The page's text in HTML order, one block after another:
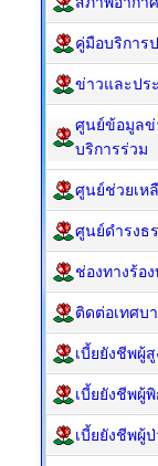
คู่มือบริการ
ข่าวและปร
ศูนย์ข้อมูลข่
บริการร่วม
ศูนย์ช่วยเห
ศูนย์ดำรงธ
ช่องทางร้อ
ติดต่อเทศบ
เบี้ยยังชีพผู้สู
เบี้ยยังชีพผู้
เบี้ยยังชีพผู้